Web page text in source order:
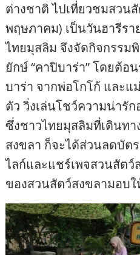
ต่างชาติ ไปเที่ยวชมสวน
พฤษภาคม) เป็นวันฮารีร
ไทยมุสลิม จึงจัดกิจกรรม
ยักษ์ “คาปิบาร่า” โดยต้อ
บาร่า จากพ่อโกโก้ และ
ตัว วิ่งเล่นโชว์ความน่ารั
ซึ่งชาวไทยมุสลิมที่เดินท
สงขลา ก็จะได้ส่วนลดบัต
ไลก์และแชร์เพจสวนสัต
ของสวนสัตว์สงขลามอบ